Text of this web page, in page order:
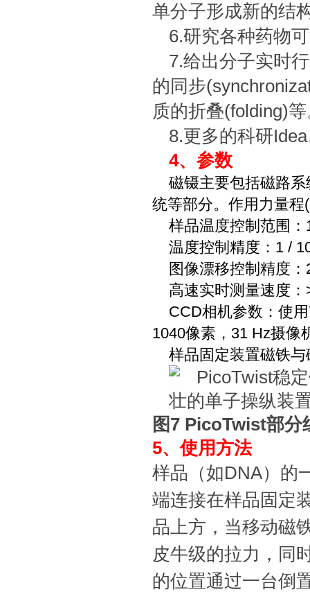
单分子形成新的结
6.研究各种药物
7.给出分子实时
的同步
质的折叠(folding)
8.更多的科研
4、参数
磁镊主要包括磁路
统等部分。作用力量
样品温度控制范围：
温度控制精度：1 /
图像漂移控制精度
高速实时测量速度：
CCD相机参数：使
1040像素，31 Hz摄像
样品固定装置磁铁
图7 PicoTwist部分
5、使用方法
样品（如DNA）的
端连接在样品固定
品上方，当移动磁
皮牛级的拉力，同
的位置通过一台倒